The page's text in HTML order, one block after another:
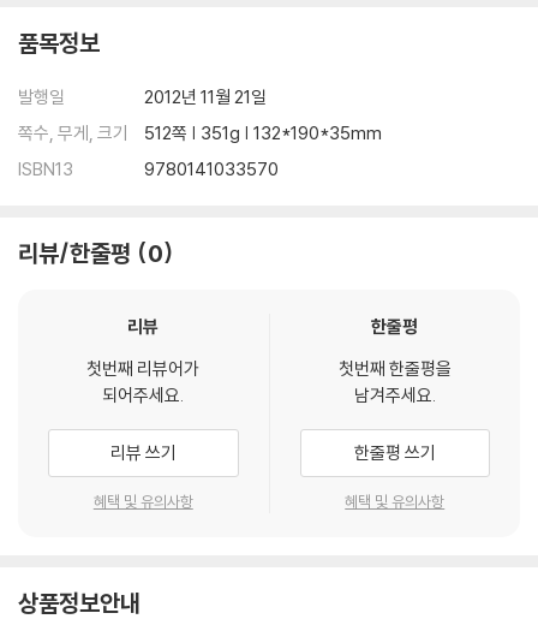
품목정보
발행일
2012년 11월 21일
쪽수, 무게, 크기
512쪽 | 351g | 132*190*35mm
ISBN13
9780141033570
리뷰/한줄평 0
리뷰
첫번째 리뷰어가
되어주세요.
리뷰 쓰기
혜택 및 유의사항
한줄평
첫번째 한줄평을
남겨주세요.
한줄평 쓰기
혜택 및 유의사항
상품정보안내